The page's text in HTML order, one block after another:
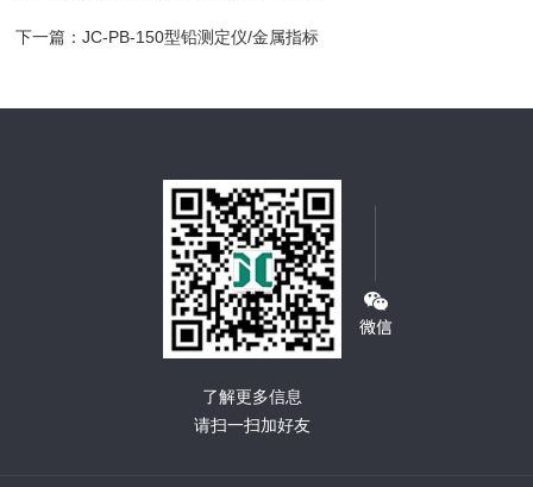
下一篇：JC-PB-150型铅测定仪/金属指标
了解更多信息
请扫一扫加好友